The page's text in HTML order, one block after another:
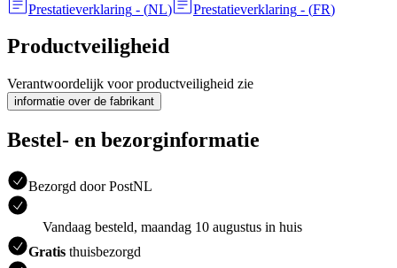
Prestatieverklaring - (NL) Prestatieverklaring - (FR)
Productveiligheid
Verantwoordelijk voor productveiligheid zie
informatie over de fabrikant
Bestel- en bezorginformatie
Bezorgd door PostNL
Vandaag besteld, maandag 10 augustus in huis
Gratis thuisbezorgd